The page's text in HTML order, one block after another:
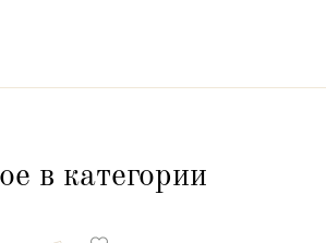
в категории